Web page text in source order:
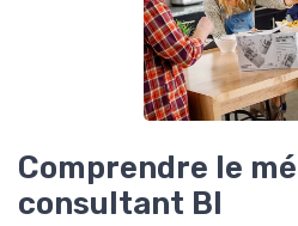
Comprendre le
consultant BI